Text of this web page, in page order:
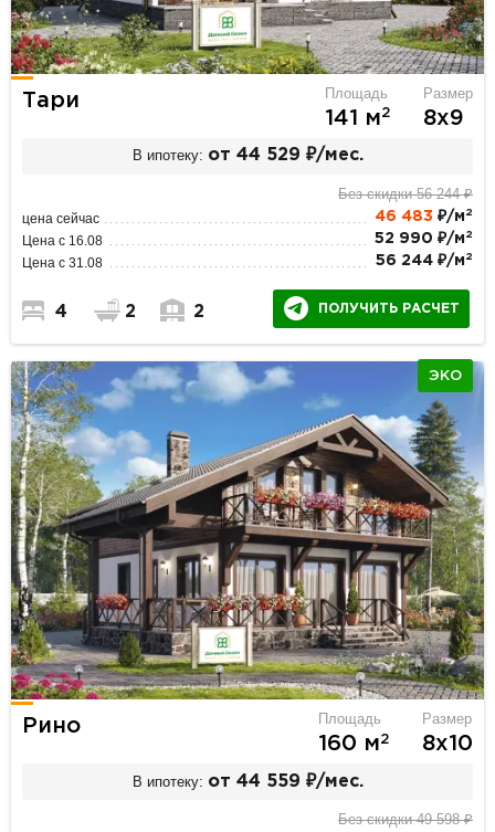
Тари Площадь
141 м2
Размер
8х9
В ипотеку: от 44 529 ₽/мес.
Без скидки 56 244 ₽
цена сейчас 46 483 ₽/м 2
Цена с 16.08 52 990 ₽/м 2
Цена с 31.08 56 244 ₽/м 2
4 2 2 ПОЛУЧИТЬ РАСЧЕТ
ЭКО
Рино Площадь
160 м2
Размер
8х10
В ипотеку: от 44 559 ₽/мес.
Без скидки 49 598 ₽